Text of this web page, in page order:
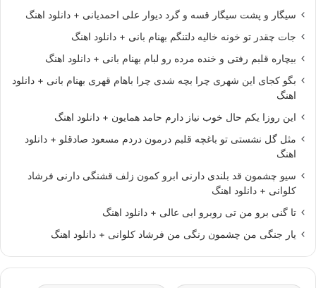
سیگار و پشت سیگار قسه و گرد دیوار علی احمدیانی + دانلود اهنگ
جات چقدر تو خونه خالیه دلتنگم بهنام بانی + دانلود اهنگ
بیچاره قلبم رفتی و خنده مرده رو لبام بهنام بانی + دانلود اهنگ
بگو کجای این شهری چرا بچه شدی چرا باهام قهری بهنام بانی + دانلود
اهنگ
این روزا یکم حال خوب نیاز دارم حامد همایون + دانلود اهنگ
مثل گل نشستی تو باغچه قلبم درمون دردم مسعود صادقلو + دانلود
اهنگ
سیو چشمون قد بلندی دارنی ابرو کمون زلف قشنگی دارنی فرشاد
کلوانی + دانلود اهنگ
تا گنی برو من تی روبرو ابی عالی + دانلود اهنگ
یار جنگی من چشمون رنگی من فرشاد کلوانی + دانلود اهنگ